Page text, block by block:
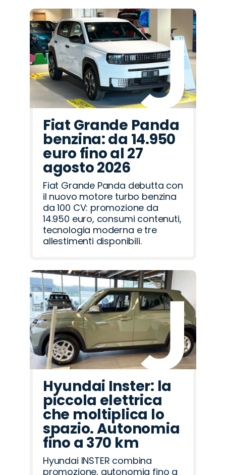
Fiat Grande Panda
benzina: da 14.950
euro fino al 27
agosto 2026
Fiat Grande Panda debutta con
il nuovo motore turbo benzina
da 100 CV: promozione da
14.950 euro, consumi contenuti,
tecnologia moderna e tre
allestimenti disponibili.
Hyundai Inster: la
piccola elettrica
che moltiplica lo
spazio. Autonomia
fino a 370 km
Hyundai INSTER combina
promozione, autonomia fino a